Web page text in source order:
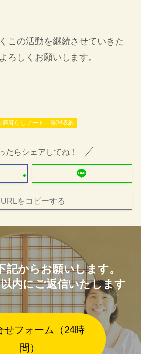
この活動を継続させていきた
ろしくお願いします。
適暮らしノート 整理収納
たらシェアしてね！
URLをコピーする
記からお願いします。
内にご返信いたします
せフォーム（24時
間）